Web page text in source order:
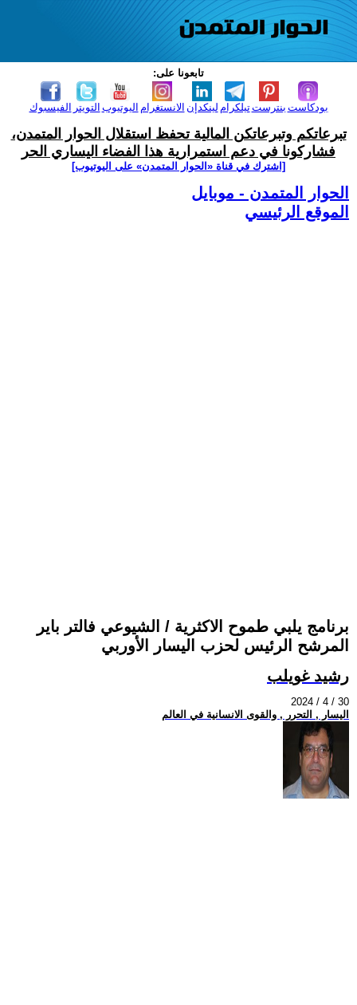
تابعونا على:
الفيسبوك التويتر اليوتيوب الانستغرام لينكدإن تيلكرامبنترست بودكاست
تبرعاتكم وتبرعاتكن المالية تحفظ استقلال الحوار المتمدن،
فشاركونا في دعم استمرارية هذا الفضاء اليساري الحر
[اشترك في قناة ‫«الحوار المتمدن» على اليوتيوب]
الحوار المتمدن - موبايل
الموقع الرئيسي
برنامج يلبي طموح الاكثرية / الشيوعي فالتر باير
المرشح الرئيس لحزب اليسار الأوربي
رشيد غويلب
2024 / 4 / 30
اليسار , التحرر , والقوى الانسانية في العالم